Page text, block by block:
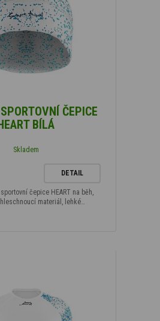
ČEPICE
BÍLÁ
Skladem
DETAIL
čepice HEART na běh,
materiál, lehké…